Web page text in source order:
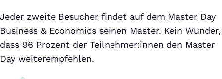
Jeder zweite Besucher findet auf dem Master Day
Business & Economics seinen Master. Kein Wunder,
dass 96 Prozent der Teilnehmer:innen den Master
Day weiterempfehlen.